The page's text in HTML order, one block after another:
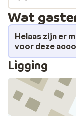
Wat
Helaas zijn er
voor deze
Ligging